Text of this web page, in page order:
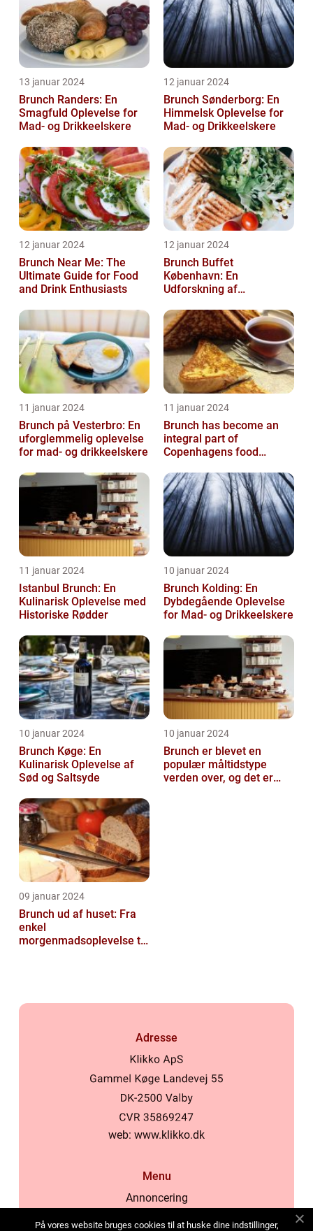
13 januar 2024
Brunch Randers: En
Smagfuld Oplevelse for
Mad- og Drikkeelskere
12 januar 2024
Brunch Sønderborg: En
Himmelsk Oplevelse for
Mad- og Drikkeelskere
12 januar 2024
Brunch Near Me: The
Ultimate Guide for Food
and Drink Enthusiasts
12 januar 2024
Brunch Buffet
København: En
Udforskning af
11 januar 2024
Brunch på Vesterbro: En
uforglemmelig oplevelse
for mad- og drikkeelskere
11 januar 2024
Brunch has become an
integral part of
Copenhagens food
restaurants and cafes ...
11 januar 2024
Istanbul Brunch: En
Kulinarisk Oplevelse med
Historiske Rødder
10 januar 2024
Brunch Kolding: En
Dybdegående Oplevelse
for Mad- og Drikkeelskere
10 januar 2024
Brunch Køge: En
Kulinarisk Oplevelse af
Sød og Saltsyde
10 januar 2024
Brunch er blevet en
populær måltidstype
verden over, og det er
09 januar 2024
Brunch ud af huset: Fra
enkel
morgenmadsoplevelse til
Adresse
web: www.klikko.dk
Menu
Annoncering
På vores website bruges cookies til at huske dine indstillinger,